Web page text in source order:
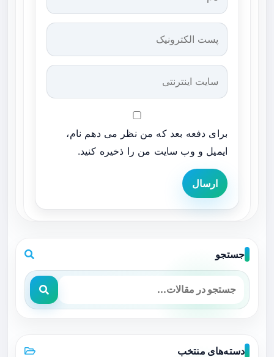
برای دفعه بعد که من نظر می دهم نام،
ایمیل و وب سایت من را ذخیره کنید.
ارسال
جستجو
دسته‌های منتخب